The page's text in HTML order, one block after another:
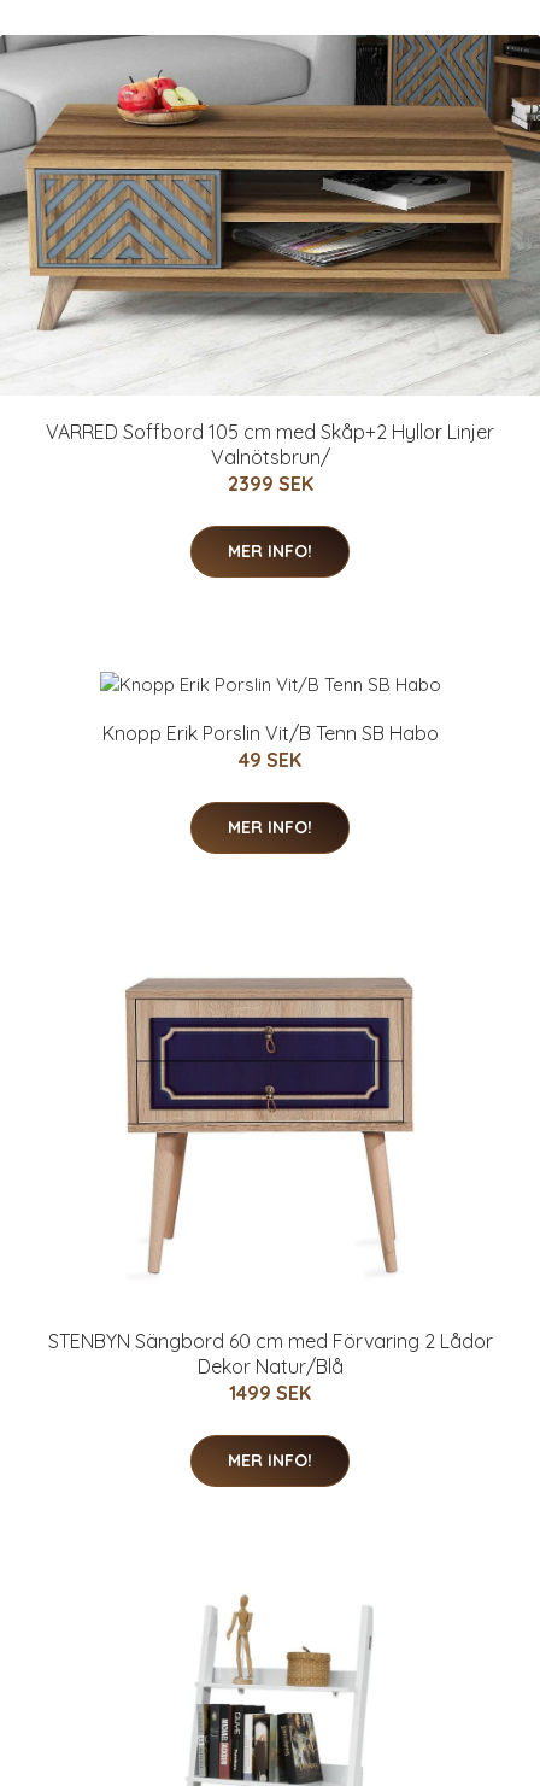
VARRED Soffbord 105 cm med Skåp+2 Hyllor Linjer
Valnötsbrun/
2399 SEK
MER INFO!
Knopp Erik Porslin Vit/B Tenn SB Habo
49 SEK
MER INFO!
STENBYN Sängbord 60 cm med Förvaring 2 Lådor
Dekor Natur/Blå
1499 SEK
MER INFO!